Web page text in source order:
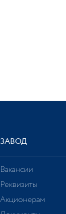
ЗАВОД
Вакансии
Реквизиты
Акционерам